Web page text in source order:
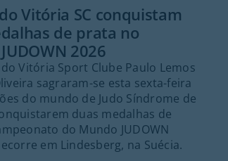
Vitória SC conquistam
de prata no
2026
Vitória Sport Clube Paulo Lemos
sagraram-se esta sexta-feira
do mundo de Judo Síndrome de
duas medalhas de
do Mundo JUDOWN
em Lindesberg, na Suécia.